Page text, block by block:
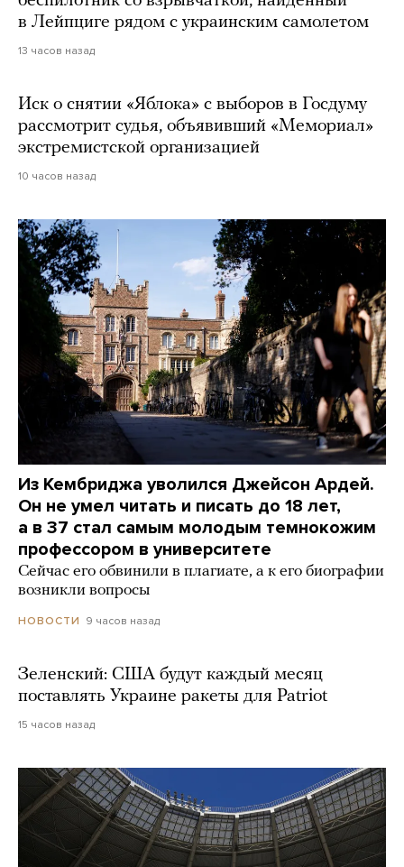
в Лейпциге рядом с украинским самолетом
13 часов назад
Иск о снятии «Яблока» с выборов в Госдуму
рассмотрит судья, объявивший «Мемориал»
экстремистской организацией
10 часов назад
Из Кембриджа уволился Джейсон Ардей.
Он не умел читать и писать до 18 лет,
а в 37 стал самым молодым темнокожим
профессором в университете
Сейчас его обвинили в плагиате, а к его биографии
возникли вопросы
НОВОСТИ 9 часов назад
Зеленский: США будут каждый месяц
поставлять Украине ракеты для Patriot
15 часов назад